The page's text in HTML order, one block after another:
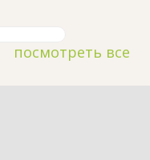
посмотреть все